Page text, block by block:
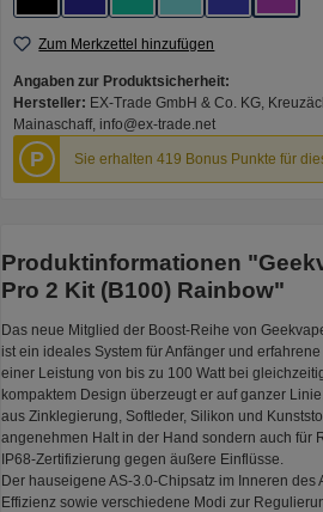
Zum Merkzettel hinzufügen
Angaben zur Produktsicherheit:
Hersteller: EX-Trade GmbH & Co. KG,
Mainaschaff, info@ex-trade.net
P Sie erhalten 419 Bonus Punkte für
Produktinformationen
Pro 2 Kit (B100) Rainbow"
Das neue Mitglied der Boost-Reihe von
ist ein ideales System für Anfänger und
einer Leistung von bis zu 100 Watt bei
kompaktem Design überzeugt er auf ganzer
aus Zinklegierung, Softleder, Silikon und
angenehmen Halt in der Hand sondern auch für
IP68-Zertifizierung gegen äußere Einflüsse.
Der hauseigene AS-3.0-Chipsatz im Inneren des
Effizienz sowie verschiedene Modi zur